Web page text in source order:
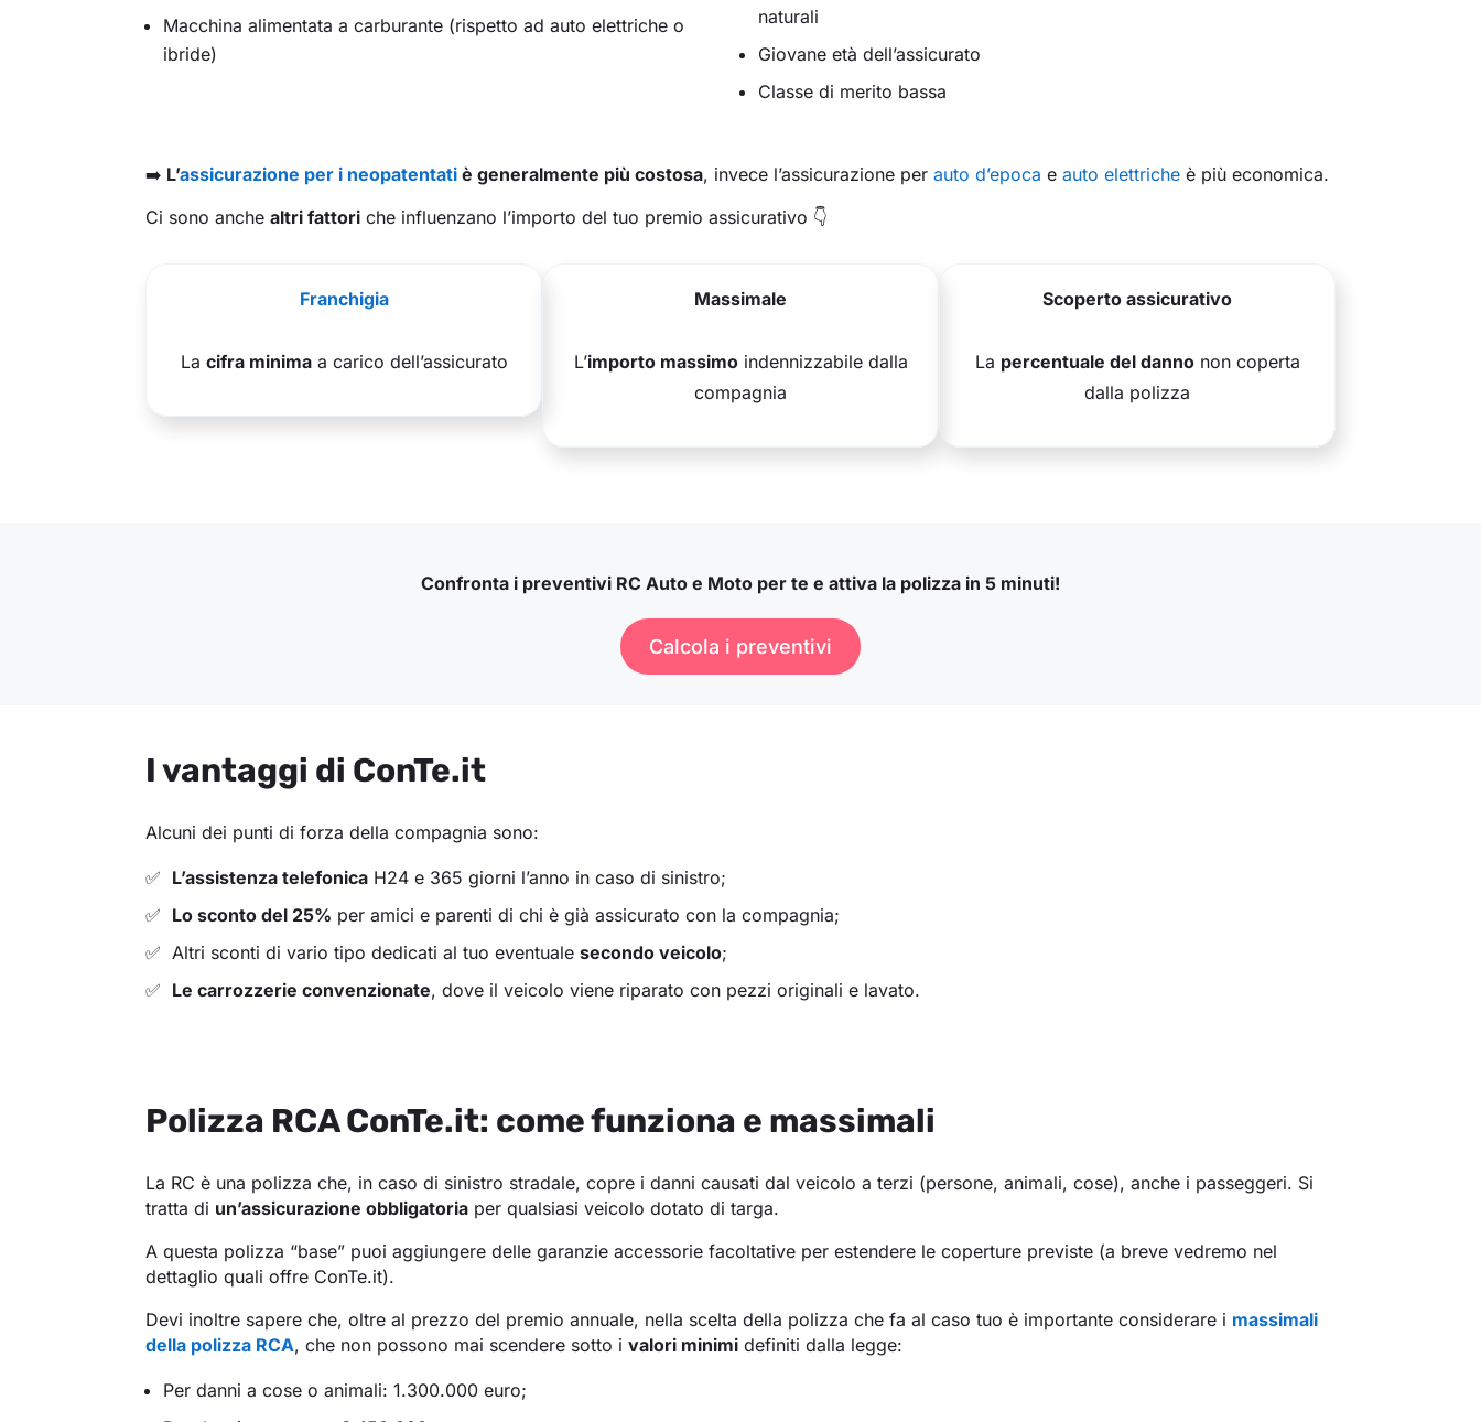
Macchina alimentata a carburante (rispetto ad auto elettriche o
ibride)
naturali
Giovane età dell’assicurato
Classe di merito bassa
➡️ L’assicurazione per i neopatentati è generalmente più costosa, invece l’assicurazione per auto d’epoca e auto elettriche è più economica.
Ci sono anche altri fattori che influenzano l’importo del tuo premio assicurativo 👇
Franchigia
La cifra minimaa carico dell’assicurato
Massimale
L’importo massimoindennizzabile dalla
compagnia
Scoperto assicurativo
La percentuale del dannonon coperta
dalla polizza
Confronta i preventivi RC Auto e Moto per te e attiva la polizza in 5 minuti!
Calcola i preventivi
I vantaggi di ConTe.it
Alcuni dei punti di forza della compagnia sono:
L’assistenza telefonicaH24 e 365 giorni l’anno in caso di sinistro;
Lo sconto del 25% per amici e parenti di chi è già assicurato con la compagnia;
Altri sconti di vario tipo dedicati al tuo eventuale secondo veicolo;
Le carrozzerie convenzionate, dove il veicolo viene riparato con pezzi originali e lavato.
Polizza RCA ConTe.it: come funziona e massimali
La RC è una polizza che, in caso di sinistro stradale, copre i danni causati dal veicolo a terzi (persone, animali, cose), anche i passeggeri. Si
tratta di un’assicurazione obbligatoria per qualsiasi veicolo dotato di targa.
A questa polizza “base” puoi aggiungere delle garanzie accessorie facoltative per estendere le coperture previste (a breve vedremo nel
dettaglio quali offre ConTe.it).
Devi inoltre sapere che, oltre al prezzo del premio annuale, nella scelta della polizza che fa al caso tuo è importante considerare i massimali
della polizza RCA, che non possono mai scendere sotto i valori minimi definiti dalla legge:
Per danni a cose o animali: 1.300.000 euro;